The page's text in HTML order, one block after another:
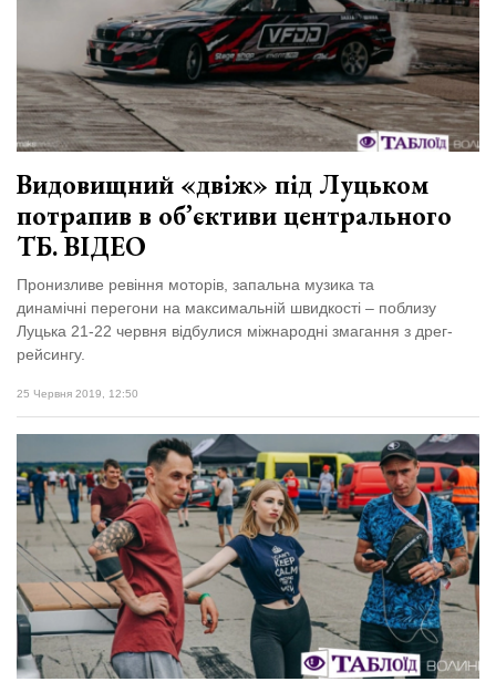
Видовищний «двіж» під Луцьком
потрапив в об’єктиви центрального
ТБ. ВІДЕО
Пронизливе ревіння моторів, запальна музика та
динамічні перегони на максимальній швидкості – поблизу
Луцька 21-22 червня відбулися міжнародні змагання з дрег-
рейсингу.
25 Червня 2019, 12:50